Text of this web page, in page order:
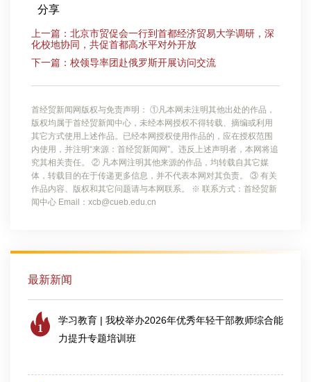
分享
上一篇：北京市贸促会一行到首都经济贸易大学调研，深
化校地协同，共促首都高水平对外开放
下一篇：校领导率团赴俄罗斯开展访问交流
首经贸新闻网版权与免责声明： ①凡本网未注明其他出处的作品，
版权均属于首经贸新闻中心，未经本网授权不得转载、摘编或利用
其它方式使用上述作品。已经本网授权使用作品的，应在授权范围
内使用，并注明“来源：首经贸新闻网”。违反上述声明者，本网将追
究其相关责任。 ② 凡本网注明其他来源的作品，均转载自其它媒
体，转载目的在于传递更多信息，并不代表本网对其负责。 ③ 有关
作品内容、版权和其它问题请与本网联系。 ※ 联系方式：首经贸新
闻中心 Email：xcb@cueb.edu.cn
最新新闻
1
学习教育 | 我校举办2026年优秀年轻干部教师综合能
力提升专题培训班